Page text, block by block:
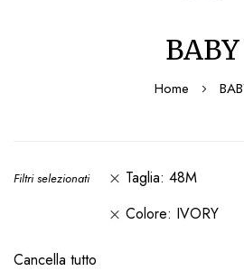
BABY
Home
Filtri selezionati Taglia 48M
Colore IVORY
Cancella tutto